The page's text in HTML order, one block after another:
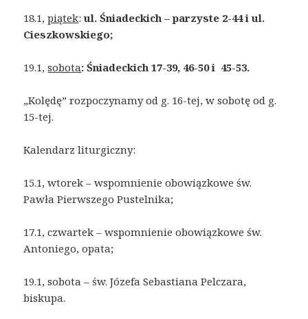
18.1,piątek:ul. Śniadeckich – parzyste 2-44 i ul.
Cieszkowskiego;
19.1,sobota: Śniadeckich 17-39, 46-50 i 45-53.
„Kolędę” rozpoczynamy od g. 16-tej, w sobotę od g.
15-tej.
Kalendarz liturgiczny:
15.1, wtorek – wspomnienie obowiązkowe św.
Pawła Pierwszego Pustelnika;
17.1, czwartek – wspomnienie obowiązkowe św.
Antoniego, opata;
19.1, sobota – św. Józefa Sebastiana Pelczara,
biskupa.